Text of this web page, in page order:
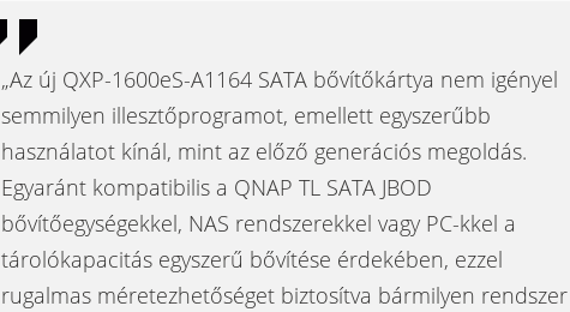
„Az új QXP-1600eS-A1164 SATA bővítőkártya nem igényel
semmilyen illesztőprogramot, emellett egyszerűbb
használatot kínál, mint az előző generációs megoldás.
Egyaránt kompatibilis a QNAP TL SATA JBOD
bővítőegységekkel, NAS rendszerekkel vagy PC-kkel a
tárolókapacitás egyszerű bővítése érdekében, ezzel
rugalmas méretezhetőséget biztosítva bármilyen rendszer